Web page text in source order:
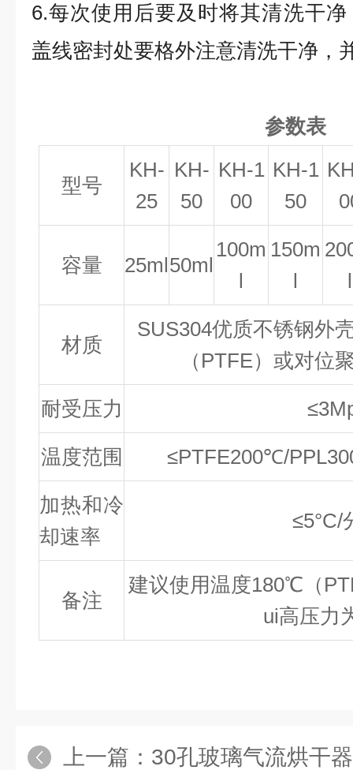
6.每次使用后要及时将其清洗干
盖线密封处要格外注意清洗干净，
参数表
型号
KH-
25
KH-
50
KH-1
00
KH-1
50
容量 25ml50ml
100m
l
150m
l
l
材质
SUS304优质不锈钢外
（PTFE）或对位
耐受压力
温度范围 ≤PTFE200℃/
加热和冷
却速率
≤5°C/
备注
建议使用温度180℃（
ui高压力
上一篇： 30孔玻璃气流烘干器